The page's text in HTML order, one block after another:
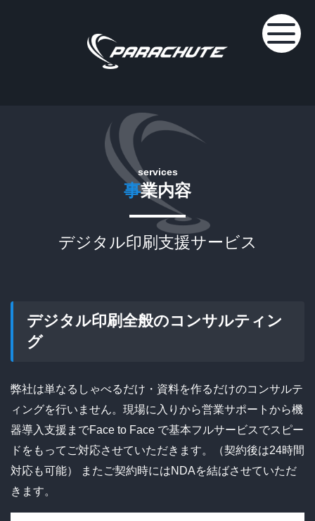
services
事業内容
デジタル印刷支援サービス
デジタル印刷全般のコンサルティン
グ
弊社は単なるしゃべるだけ・資料を作るだけのコンサルテ
ィングを行いません。 現場に入りから営業サポートから機
器導入支援までFace to Face で基本フルサービスでスピー
ドをもってご対応させていただきます。（契約後は24時間
対応も可能）
またご契約時にはNDAを結ばさせていただ
きます。